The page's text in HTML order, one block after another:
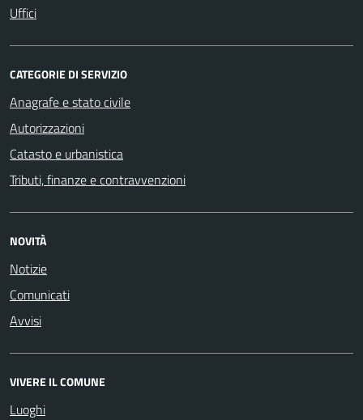
Uffici
CATEGORIE DI SERVIZIO
Anagrafe e stato civile
Autorizzazioni
Catasto e urbanistica
Tributi, finanze e contravvenzioni
NOVITÀ
Notizie
Comunicati
Avvisi
VIVERE IL COMUNE
Luoghi